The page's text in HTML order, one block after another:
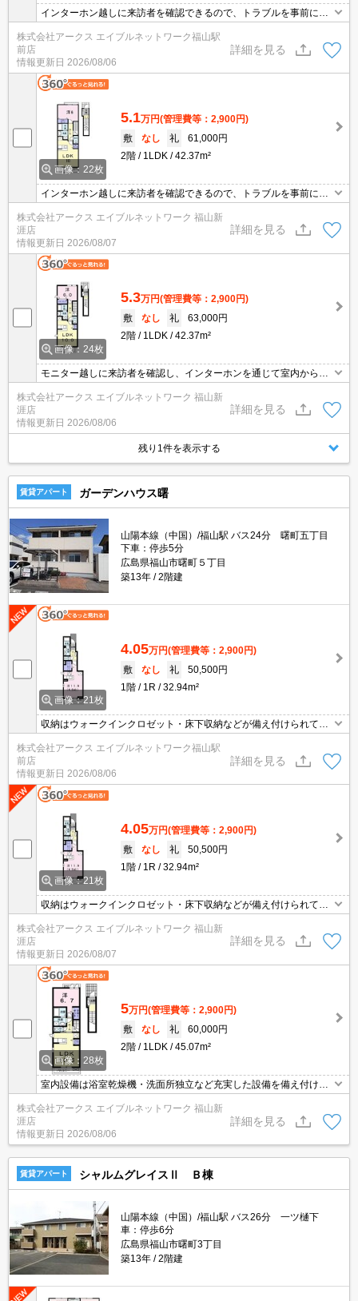
インターホン越しに来訪者を確認できるので、トラブルを事前に回
っているので、快適に過ごしやすいお部屋になります。バスルーム
とトイレが分かれています。BS対応物件なので、わずらわしい工事
も必要ありません。新しい生活にお勧めなのが、こちらのアパート
です。
株式会社アークス エイブルネットワーク福山駅
前店
情報更新日 2026/08/06
詳細を見る
画像：22枚
5.1万円(管理費等：2,900円)
敷
なし 礼
61,000円
2階
1LDK 42.37m²
インターホン越しに来訪者を確認できるので、トラブルを事前に回
避しやすくなります。室内設備は洗面所独立・浴室乾燥機などが揃
っているので、快適に過ごしやすいお部屋になります。バスルーム
とトイレが分かれています。BS対応物件なので、わずらわしい工事
も必要ありません。新しい生活にお勧めなのが、こちらのアパート
です。
株式会社アークス エイブルネットワーク 福山新
涯店
情報更新日 2026/08/07
詳細を見る
画像：24枚
5.3万円(管理費等：2,900円)
敷
なし 礼
63,000円
2階
1LDK 42.37m²
モニター越しに来訪者を確認し、インターホンを通じて室内から会
話することができます。室内設備は浴室乾燥機・洗面所独立など豊
富に揃っており、過ごしやすいお部屋になっております。駐輪場が
付いている物件です。空き駐車スペースがあるので、近くに駐車す
ることができます。バルコニー付きの物件で、用途に合わせて利用
できおすすめです。
株式会社アークス エイブルネットワーク 福山新
涯店
情報更新日 2026/08/06
詳細を見る
残り1件を表示する
賃貸アパート ガーデンハウス曙
山陽本線（中国）/福山駅 バス24分 曙町五丁目
下車：停歩5分
広島県福山市曙町５丁目
築13年
2階建
画像：21枚
4.05万円(管理費等：2,900円)
敷
なし 礼
50,500円
1階
1R 32.94m²
収納はウォークインクロゼット・床下収納などが備え付けられてい
立・浴室乾燥機などが揃っているので、快適に過ごしやすいお部屋
になります。玄関先まで覗き穴を覗きに行かなくてもインターホン
越しに誰が来たのかを確認できるので防犯対策につながります。
株式会社アークス エイブルネットワーク福山駅
前店
情報更新日 2026/08/06
詳細を見る
画像：21枚
4.05万円(管理費等：2,900円)
敷
なし 礼
50,500円
1階
1R 32.94m²
収納はウォークインクロゼット・床下収納などが備え付けられてい
るので、衣類や日用品の収納に重宝します。室内設備は洗面所独
立・浴室乾燥機などが揃っているので、快適に過ごしやすいお部屋
になります。玄関先まで覗き穴を覗きに行かなくてもインターホン
越しに誰が来たのかを確認できるので防犯対策につながります。
株式会社アークス エイブルネットワーク 福山新
涯店
情報更新日 2026/08/07
詳細を見る
画像：28枚
5万円(管理費等：2,900円)
敷
なし 礼
60,000円
2階
1LDK 45.07m²
室内設備は浴室乾燥機・洗面所独立など充実した設備を備え付けて
います。直接会わずにインターホン越しに来訪者を確認できるの
で、トラブルの事前回避にも繋がります。リビングダイニングキッ
チンがあるので楽しい生活ができます。駐輪場が併設されている物
件です。キッチンはカウンター型で、お料理しながらテレビを見れ
ます。
株式会社アークス エイブルネットワーク 福山新
涯店
情報更新日 2026/08/06
詳細を見る
賃貸アパート シャルムグレイスⅡ Ｂ棟
山陽本線（中国）/福山駅 バス26分 一ツ樋下
車：停歩6分
広島県福山市曙町3丁目
築13年
2階建